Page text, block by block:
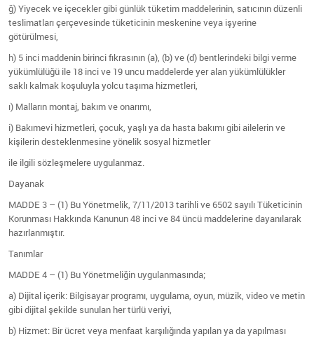
ğ) Yiyecek ve içecekler gibi günlük tüketim maddelerinin, satıcının düzenli
teslimatları çerçevesinde tüketicinin meskenine veya işyerine
götürülmesi,
h) 5 inci maddenin birinci fıkrasının (a), (b) ve (d) bentlerindeki bilgi verme
yükümlülüğü ile 18 inci ve 19 uncu maddelerde yer alan yükümlülükler
saklı kalmak koşuluyla yolcu taşıma hizmetleri,
ı) Malların montaj, bakım ve onarımı,
i) Bakımevi hizmetleri, çocuk, yaşlı ya da hasta bakımı gibi ailelerin ve
kişilerin desteklenmesine yönelik sosyal hizmetler
ile ilgili sözleşmelere uygulanmaz.
Dayanak
MADDE 3 – (1) Bu Yönetmelik, 7/11/2013 tarihli ve 6502 sayılı Tüketicinin
Korunması Hakkında Kanunun 48 inci ve 84 üncü maddelerine dayanılarak
hazırlanmıştır.
Tanımlar
MADDE 4 – (1) Bu Yönetmeliğin uygulanmasında;
a) Dijital içerik: Bilgisayar programı, uygulama, oyun, müzik, video ve metin
gibi dijital şekilde sunulan her türlü veriyi,
b) Hizmet: Bir ücret veya menfaat karşılığında yapılan ya da yapılması